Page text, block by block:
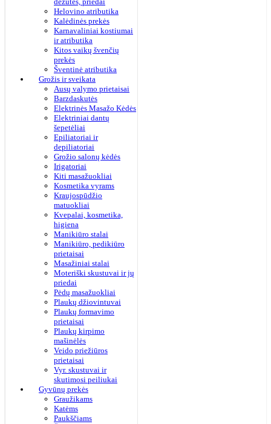
Helovino atributika
Kalėdinės prekės
Karnavaliniai kostiumai
ir atributika
Kitos vaikų švenčių
prekės
Šventinė atributika
Grožis ir sveikata
Ausų valymo prietaisai
Barzdaskutės
Elektrinės Masažo Kėdės
Elektriniai dantų
šepetėliai
Epiliatoriai ir
depiliatoriai
Grožio salonų kėdės
Irigatoriai
Kiti masažuokliai
Kosmetika vyrams
Kraujospūdžio
matuokliai
Kvepalai, kosmetika,
higiena
Manikiūro stalai
Manikiūro, pedikiūro
prietaisai
Masažiniai stalai
Moteriški skustuvai ir jų
priedai
Pėdų masažuokliai
Plaukų džiovintuvai
Plaukų formavimo
prietaisai
Plaukų kirpimo
mašinėlės
Veido priežiūros
prietaisai
Vyr. skustuvai ir
skutimosi peiliukai
Gyvūnų prekės
Graužikams
Katėms
Paukščiams